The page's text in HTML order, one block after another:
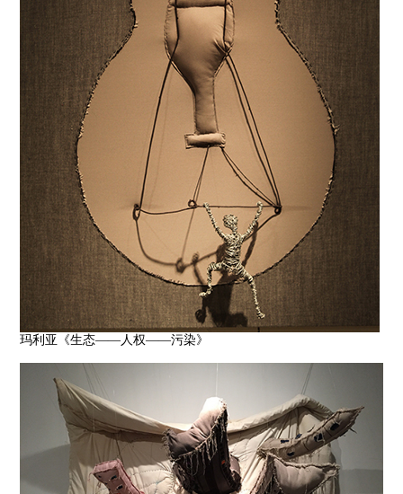
玛利亚《生态——人权——污染》